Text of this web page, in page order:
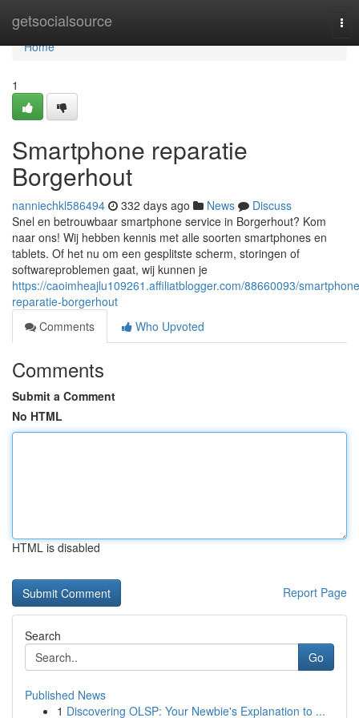
getsocialsource
Home
Home
1
Smartphone reparatie
Borgerhout
nanniechkl586494 332 days ago News
Discuss
Snel en betrouwbaar smartphone service in Borgerhout? Kom
naar ons! Wij hebben kennis met alle soorten smartphones en
tablets. Of het nu om een gesplitste scherm, storingen of
softwareproblemen gaat, wij kunnen je
https://caoimheajlu109261.affiliatblogger.com/88660093/
reparatie-borgerhout
Comments
Who Upvoted
Comments
Submit a Comment
No HTML
HTML is disabled
Report Page
Search
Go
Published News
1 Discovering OLSP: Your Newbie's Explanation to ...